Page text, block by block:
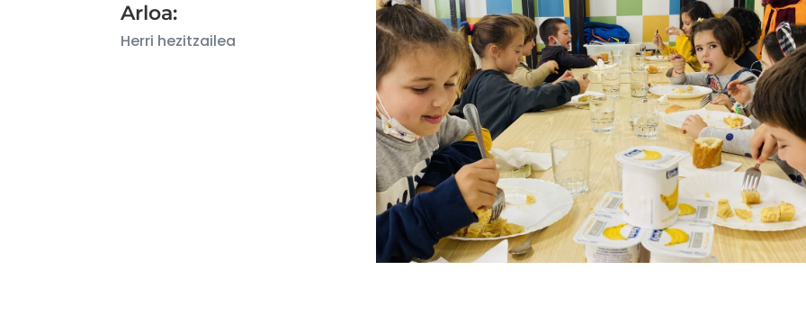
Arloa:
Herri hezitzailea